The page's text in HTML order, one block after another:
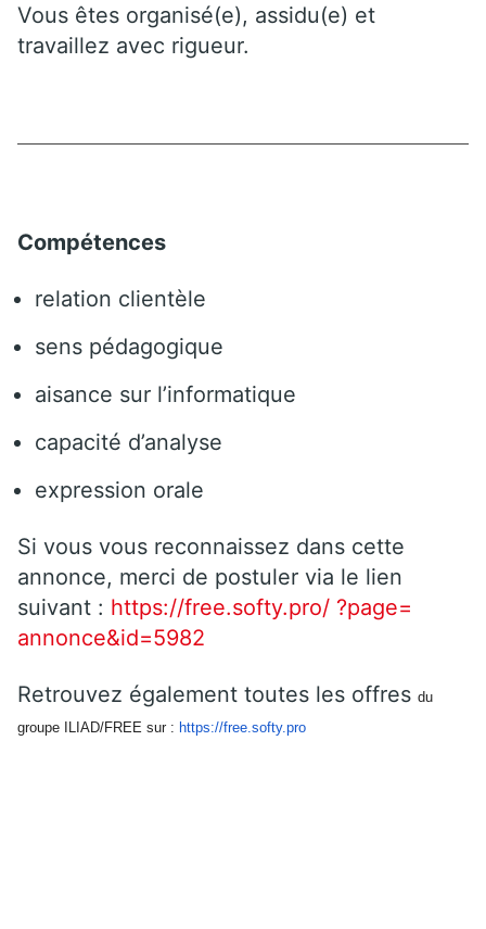
Vous êtes organisé(e), assidu(e) et
travaillez avec rigueur.
Compétences
relation clientèle
sens pédagogique
aisance sur l’informatique
capacité d’analyse
expression orale
Si vous vous reconnaissez dans cette
annonce, merci de postuler via le lien
suivant : https://free.softy.pro/ ?page=
annonce&id=5982
Retrouvez également toutes les offres du
groupe ILIAD/FREE sur : https://free.softy.pro